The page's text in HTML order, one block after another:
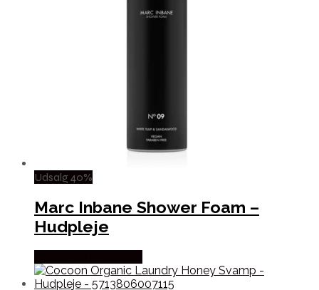
Udsalg 40%
Marc Inbane Shower Foam –
Hudpleje